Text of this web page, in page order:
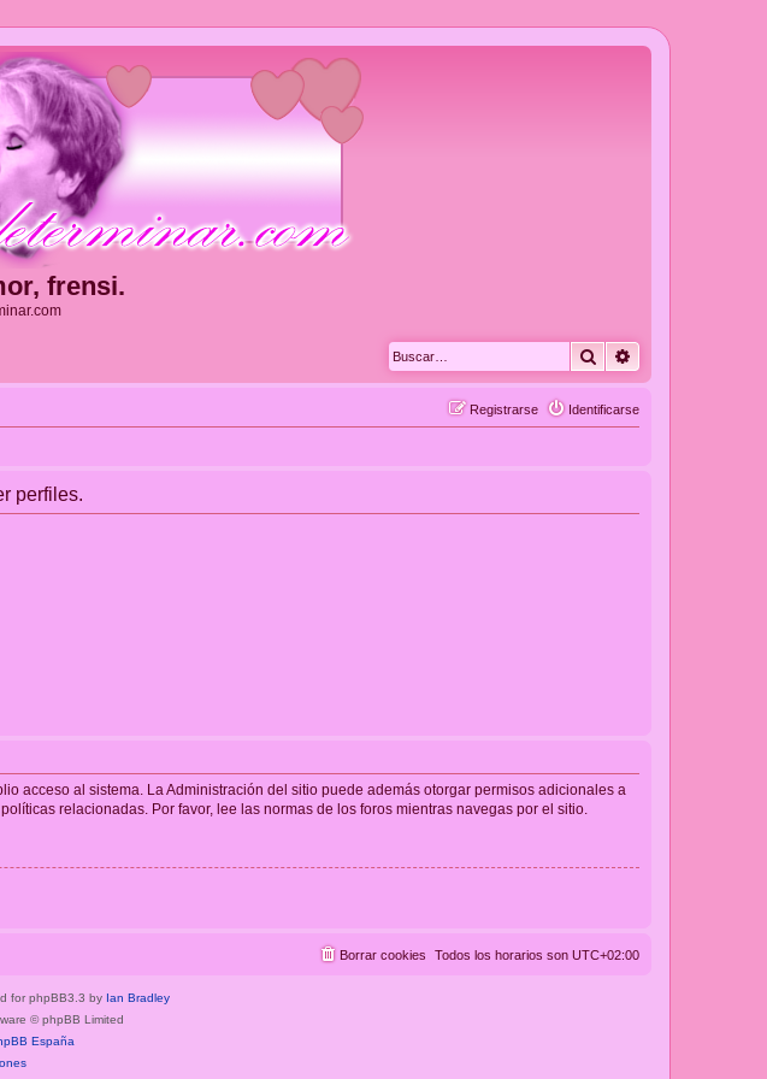
frensi.
Buscar
Identificarse
Registrarse
perfiles.
acceso al sistema. La Administración del sitio puede además otorgar permisos adicionales a
relacionadas. Por favor, lee las normas de los foros mientras navegas por el sitio.
Todos los horarios son UTC+02:00
Borrar cookies
for phpBB3.3 by Ian Bradley
© phpBB Limited
España